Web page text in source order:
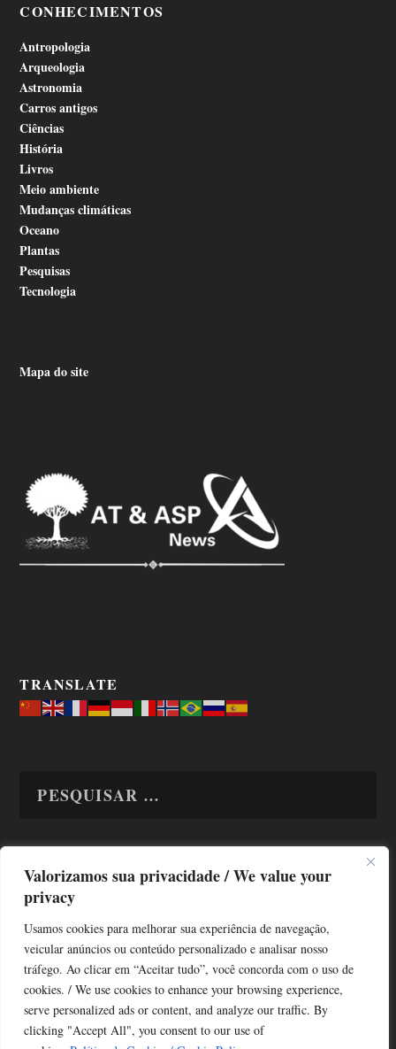
Valorizamos sua privacidade / We value your
privacy
Usamos cookies para melhorar sua experiência de navegação,
veicular anúncios ou conteúdo personalizado e analisar nosso
tráfego. Ao clicar em “Aceitar tudo”, você concorda com o uso de
cookies. / We use cookies to enhance your browsing experience,
serve personalized ads or content, and analyze our traffic. By
clicking "Accept All", you consent to our use of
CONHECIMENTOS
Antropologia
Arqueologia
Astronomia
Carros antigos
Ciências
História
Livros
Meio ambiente
Mudanças climáticas
Oceano
Plantas
Pesquisas
Tecnologia
Mapa do site
TRANSLATE
TODAS OS ASSUNTOS
Copyright © Alô Tatuapé 2013 / 2026
Desenvolvido por ALOSP MKT DIGITAL